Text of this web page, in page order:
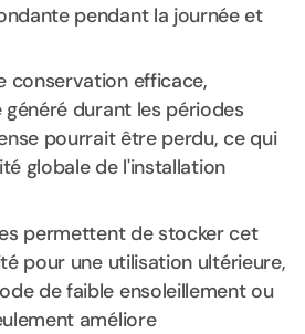
pendant la journée et
conservation efficace,
généré durant les périodes
pourrait être perdu, ce qui
globale de l'installation
permettent de stocker cet
pour une utilisation ultérieure,
de faible ensoleillement ou
améliore